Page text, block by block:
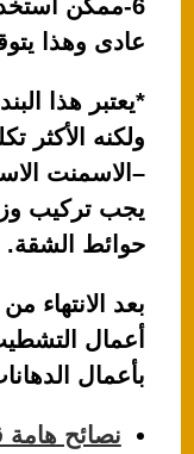
6-ممكن
عادى وهذا
*يعتبر هذا
ولكنه الأكثر
–الاسمنت
حوائط الشقة.
بعد الانتهاء
بأعمال
نصائح هامة